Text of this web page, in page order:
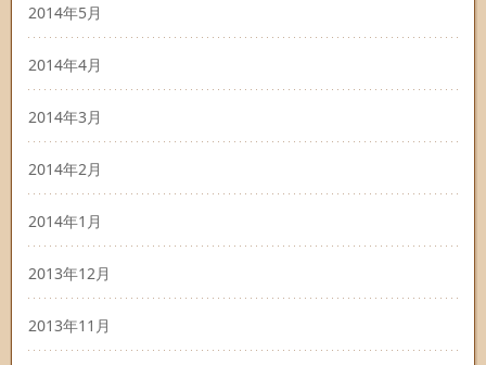
2014年5月
2014年4月
2014年3月
2014年2月
2014年1月
2013年12月
2013年11月